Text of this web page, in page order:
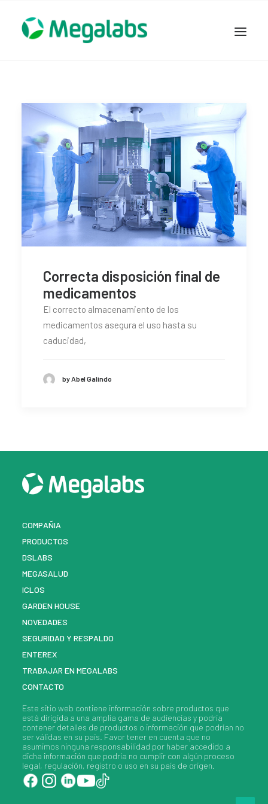
PRODUCTOS
DSLABS
MEGASALUD
GARDEN HOUSE
ENTEREX
NOVEDADES
SEGURIDAD Y RESPALDO
CONTACTO
SEARCH
Correcta disposición final de
medicamentos
El correcto almacenamiento de los
medicamentos asegura el uso hasta su
caducidad,
by Abel Galindo
COMPAÑIA
PRODUCTOS
DSLABS
MEGASALUD
ICLOS
GARDEN HOUSE
NOVEDADES
SEGURIDAD Y RESPALDO
ENTEREX
TRABAJAR EN MEGALABS
CONTACTO
Este sitio web contiene información sobre productos que
está dirigida a una amplia gama de audiencias y podría
contener detalles de productos o información que podrían no
ser válidas en su país. Favor tener en cuenta que no
asumimos ninguna responsabilidad por haber accedido a
dicha información que podría no cumplir con algún proceso
legal, regulación, registro o uso en su país de origen.